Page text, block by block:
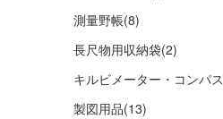
測量野帳(8)
長尺物用収納袋(2)
キルビメーター・コンパス
製図用品(13)